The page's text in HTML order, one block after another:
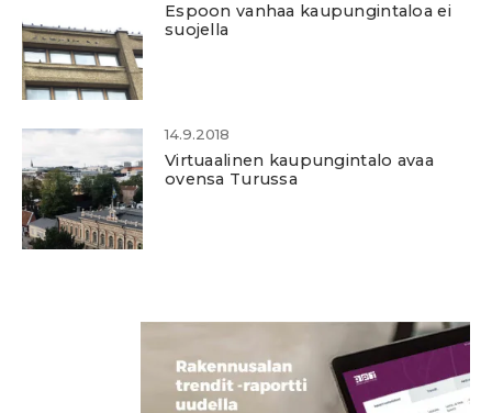
Espoon vanhaa kaupungintaloa ei
suojella
14.9.2018
Virtuaalinen kaupungintalo avaa
ovensa Turussa